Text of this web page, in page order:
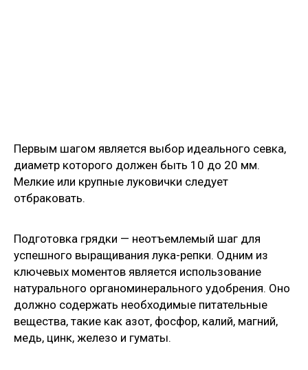
Первым шагом является выбор идеального севка,
диаметр которого должен быть 10 до 20 мм.
Мелкие или крупные луковички следует
отбраковать.
Подготовка грядки — неотъемлемый шаг для
успешного выращивания лука-репки. Одним из
ключевых моментов является использование
натурального органоминерального удобрения. Оно
должно содержать необходимые питательные
вещества, такие как азот, фосфор, калий, магний,
медь, цинк, железо и гуматы.